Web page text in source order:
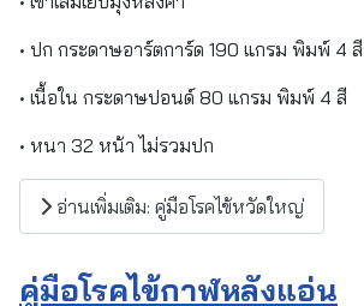
• ปก กระดาษอาร์ตการ์ด 190 แกรม พิมพ์ 4 สี
• เนื้อใน กระดาษปอนด์ 80 แกรม พิมพ์ 4 สี
• หนา 32 หน้า ไม่รวมปก
อ่านเพิ่มเติม: คู่มือโรคไข้หวัดใหญ่
คู่มือโรคไข้กาฬหลังแอ่น